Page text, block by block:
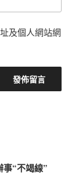
及個人網站網
“不竭線”